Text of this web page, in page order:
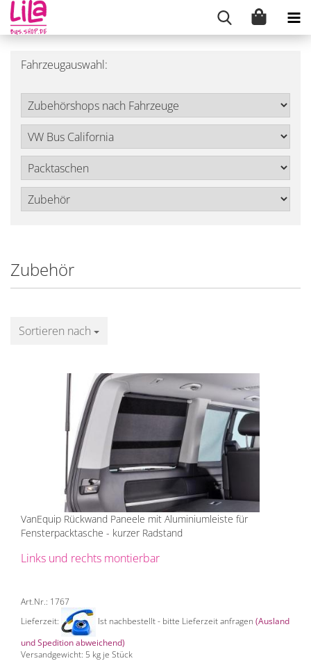
Fahrzeugauswahl:
Zubehör
Sortieren nach
Sortieren nach
VanEquip Rückwand Paneele mit Aluminiumleiste für
Fensterpacktasche - kurzer Radstand
Links und rechts montierbar
Art.Nr.: 1767
Lieferzeit:
Ist nachbestellt - bitte Lieferzeit anfragen (Ausland
und Spedition abweichend)
Versandgewicht: 5 kg je Stück